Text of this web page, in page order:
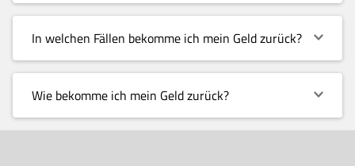
In welchen Fällen bekomme ich mein Geld zurück?
Wie bekomme ich mein Geld zurück?